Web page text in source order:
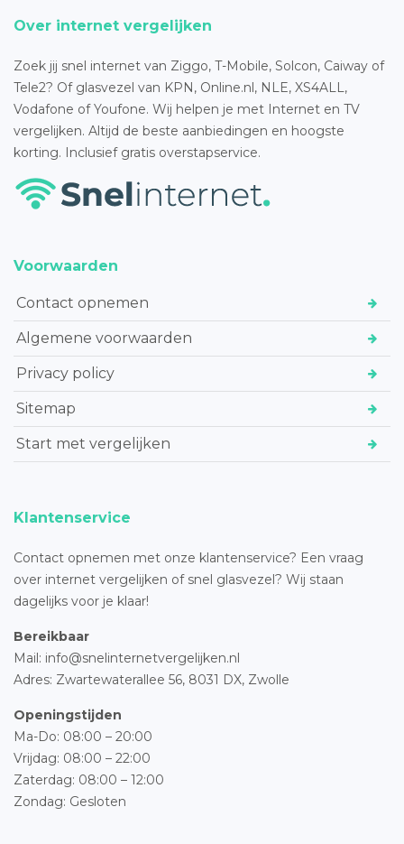
Over internet vergelijken
Zoek jij snel internet van Ziggo, T-Mobile, Solcon, Caiway of
Tele2? Of glasvezel van KPN, Online.nl, NLE, XS4ALL,
Vodafone of Youfone. Wij helpen je met Internet en TV
vergelijken. Altijd de beste aanbiedingen en hoogste
korting. Inclusief gratis overstapservice.
Voorwaarden
Contact opnemen
Algemene voorwaarden
Privacy policy
Sitemap
Start met vergelijken
Klantenservice
Contact opnemen met onze klantenservice? Een vraag
over internet vergelijken of snel glasvezel? Wij staan
dagelijks voor je klaar!
Bereikbaar
Mail: info@snelinternetvergelijken.nl
Adres: Zwartewaterallee 56, 8031 DX, Zwolle
Openingstijden
Ma-Do: 08:00 – 20:00
Vrijdag: 08:00 – 22:00
Zaterdag: 08:00 – 12:00
Zondag: Gesloten